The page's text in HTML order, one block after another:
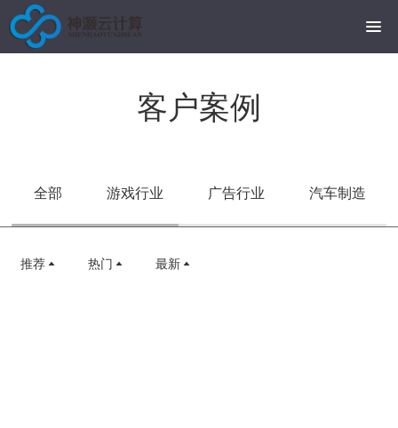
客户案例
全部 游戏行业 广告行业 汽车制造
推荐 热门 最新